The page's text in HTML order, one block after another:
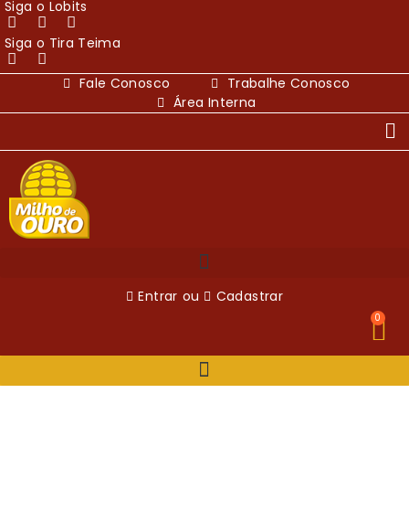
Siga o Lobits
Siga o Tira Teima
Fale Conosco
Trabalhe Conosco
Área Interna
Entrar ou Cadastrar
0